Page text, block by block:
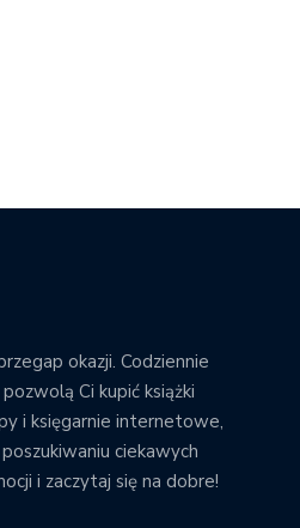
okazji. Codziennie
Ci kupić książki
i księgarnie internetowe,
ciekawych
i zaczytaj się na dobre!